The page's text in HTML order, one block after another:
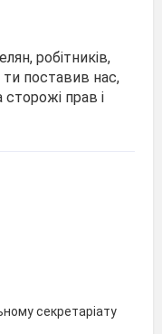
робітників,
поставив нас,
прав і
секретаріату